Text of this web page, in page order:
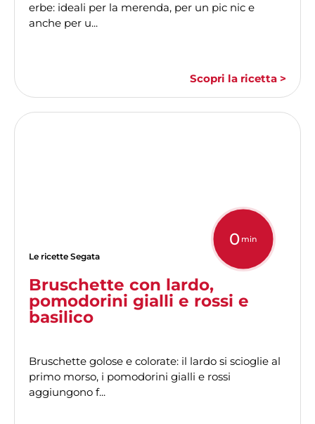
erbe: ideali per la merenda, per un pic nic e
anche per u...
Scopri la ricetta >
0 min
Le ricette Segata
Bruschette con lardo,
pomodorini gialli e rossi e
basilico
Bruschette golose e colorate: il lardo si scioglie al
primo morso, i pomodorini gialli e rossi
aggiungono f...